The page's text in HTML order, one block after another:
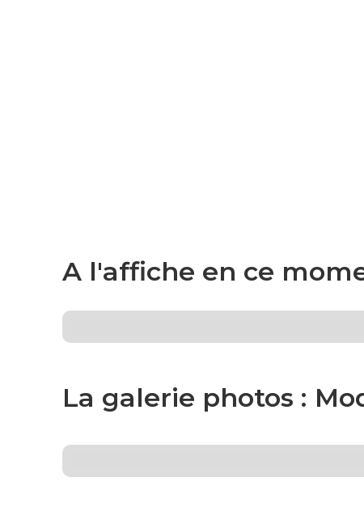
A l'affiche en ce
La galerie photos :